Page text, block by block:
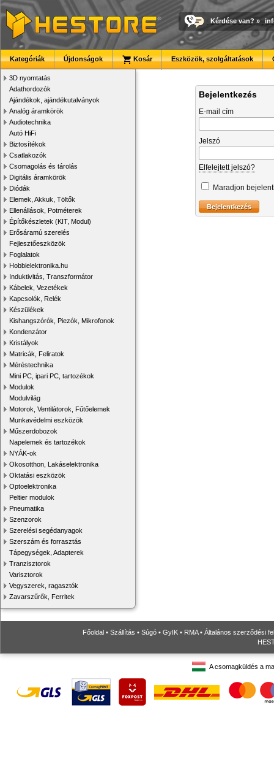
Kérdése van? »
Kategóriák Újdonságok Kosár Eszközök, szolgáltatások
3D nyomtatás
Adathordozók
Ajándékok, ajándékutalványok
Analóg áramkörök
Audiotechnika
Autó HiFi
Biztosítékok
Csatlakozók
Csomagolás és tárolás
Digitális áramkörök
Diódák
Elemek, Akkuk, Töltők
Ellenállások, Potméterek
Építőkészletek (KIT, Modul)
Erősáramú szerelés
Fejlesztőeszközök
Foglalatok
Hobbielektronika.hu
Induktivitás, Transzformátor
Kábelek, Vezetékek
Kapcsolók, Relék
Készülékek
Kishangszórók, Piezók, Mikrofonok
Kondenzátor
Kristályok
Matricák, Feliratok
Méréstechnika
Mini PC, ipari PC, tartozékok
Modulok
Modulvilág
Motorok, Ventilátorok, Fűtőelemek
Munkavédelmi eszközök
Műszerdobozok
Napelemek és tartozékok
NYÁK-ok
Okosotthon, Lakáselektronika
Oktatási eszközök
Optoelektronika
Peltier modulok
Pneumatika
Szenzorok
Szerelési segédanyagok
Szerszám és forrasztás
Tápegységek, Adapterek
Tranzisztorok
Varisztorok
Vegyszerek, ragasztók
Zavarszűrők, Ferritek
Bejelentkezés
E-mail cím
Jelszó
Elfelejtett jelszó?
Maradjon
Főoldal • Szállítás • Súgó • GyIK • RMA• Általános szerződési
A csomagküldés a